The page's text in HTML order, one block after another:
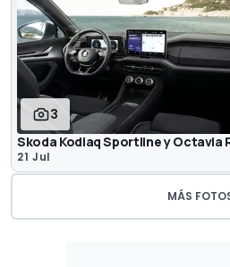
3
Skoda Kodiaq Sportline y Octavia
21 Jul
MÁS